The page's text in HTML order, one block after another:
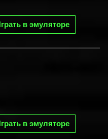
в эмуляторе
в эмуляторе